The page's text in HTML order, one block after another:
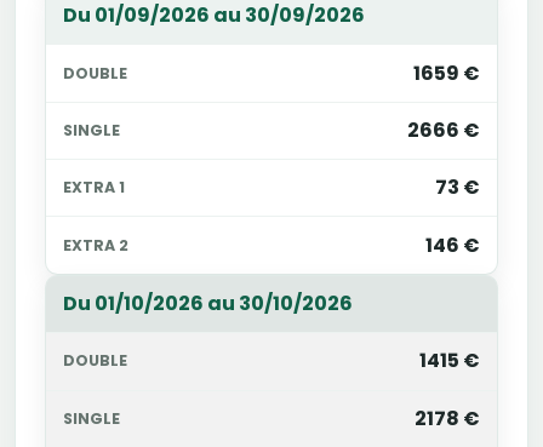
Du 01/09/2026 au 30/09/2026
1659 €
2666 €
73 €
146 €
Du 01/10/2026 au 30/10/2026
1415 €
2178 €